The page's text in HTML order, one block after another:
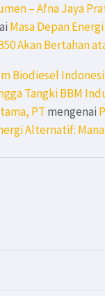
– Afna Jaya
Masa Depan
Akan Bertahan
Biodiesel
Tangki BBM
PT mengenai
Alternatif: